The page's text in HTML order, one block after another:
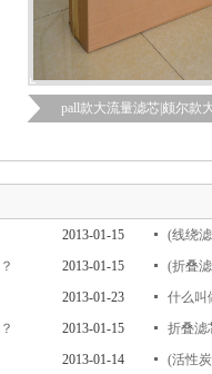
pall款大流量滤芯|颇尔款
2013-01-15
(线绕
2013-01-15
(折叠
2013-01-23
什么叫
2013-01-15
折叠滤
2013-01-14
(活性